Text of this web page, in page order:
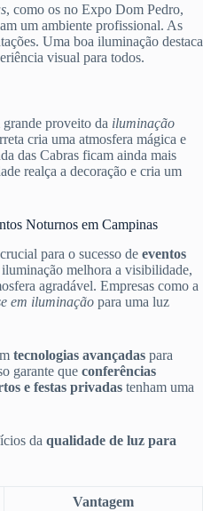
, como os no Expo Dom Pedro,
um ambiente profissional. As
Uma boa iluminação destaca
visual para todos.
grande proveito da iluminação
cria uma atmosfera mágica e
das Cabras ficam ainda mais
realça a decoração e cria um
Noturnos em Campinas
para o sucesso de eventos
melhora a visibilidade,
agradável. Empresas como a
em iluminação para uma luz
tecnologias avançadas para
garante que conferências
e festas privadas tenham uma
da qualidade de luz para
Vantagem